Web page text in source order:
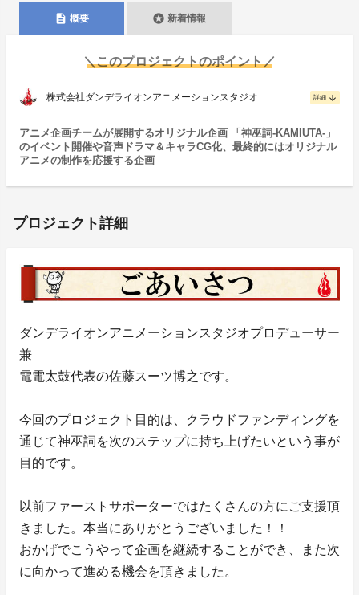
description 概要 stars 新着情報
＼このプロジェクトのポイント／
株式会社ダンデライオンアニメーションスタジオ 詳細 arrow_downward
アニメ企画チームが展開するオリジナル企画 「神巫詞-KAMIUTA-」
のイベント開催や音声ドラマ＆キャラCG化、最終的にはオリジナル
アニメの制作を応援する企画
プロジェクト詳細
ダンデライオンアニメーションスタジオプロデューサー
兼
電電太鼓代表の佐藤スーツ博之です。
今回のプロジェクト目的は、クラウドファンディングを
通じて神巫詞を次のステップに持ち上げたいという事が
目的です。
以前ファーストサポーターではたくさんの方にご支援頂
きました。本当にありがとうございました！！
おかげでこうやって企画を継続することができ、また次
に向かって進める機会を頂きました。